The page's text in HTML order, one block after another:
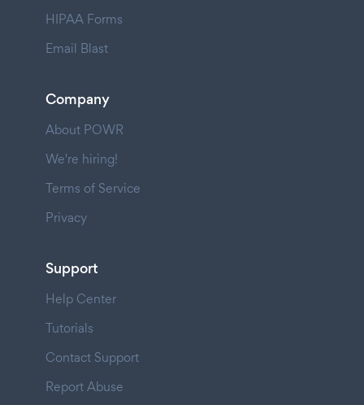
HIPAA Forms
Email Blast
Company
About POWR
We're hiring!
Terms of Service
Privacy
Support
Help Center
Tutorials
Contact Support
Report Abuse